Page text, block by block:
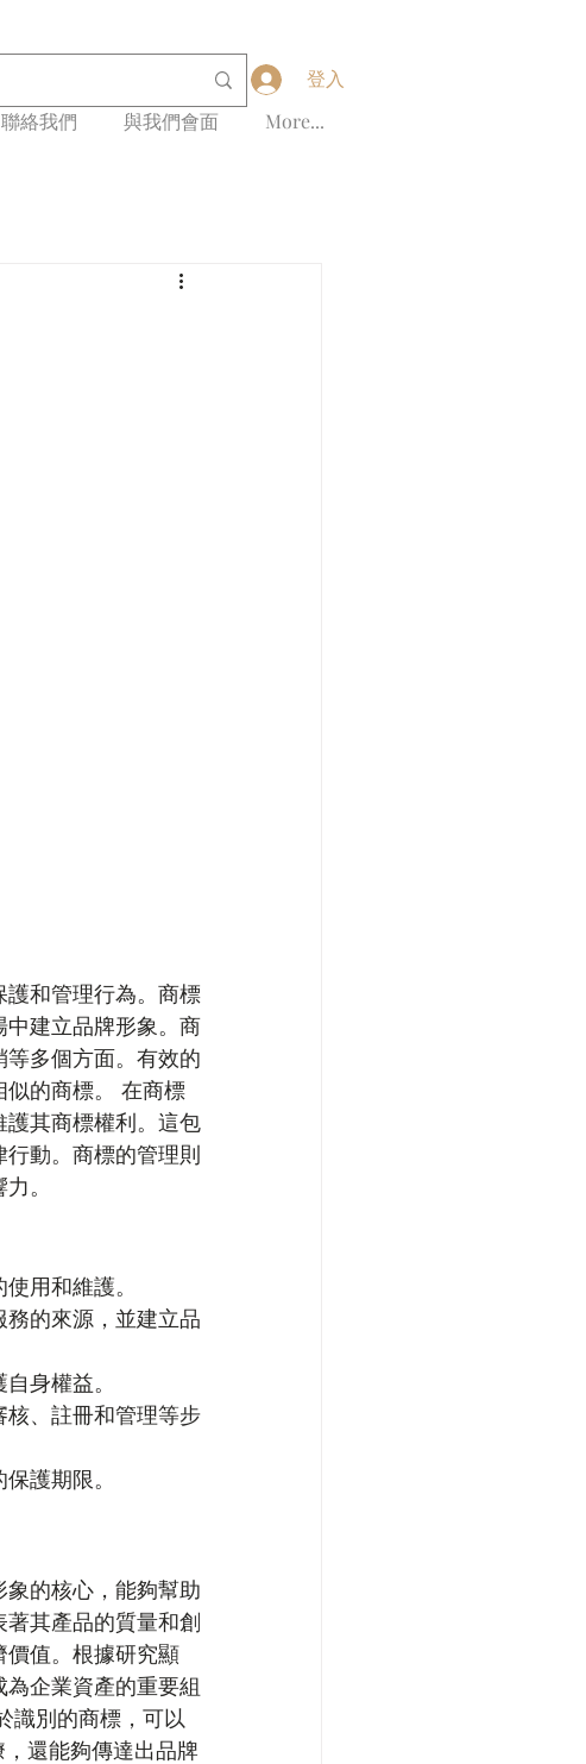
聯絡我們 與我們會面 More...
登入
和管理行為。商標
建立品牌形象。商
多個方面。有效的
似的商標。 在商標
其商標權利。這包
動。商標的管理則
。
用和維護。
的來源，並建立品
身權益。
、註冊和管理等步
護期限。
的核心，能夠幫助
其產品的質量和創
價值。根據研究顯
企業資產的重要組
識別的商標，可以
還能夠傳達出品牌